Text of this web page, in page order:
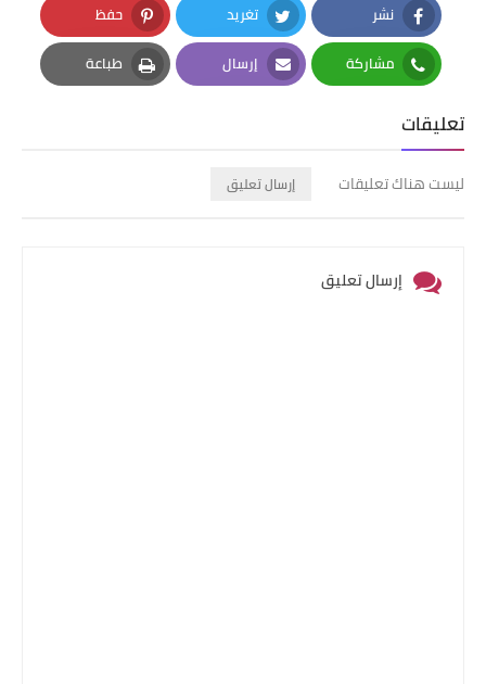
نشر
Facebook
تغريد
Twitter
حفظ
Pinterest
مشاركة
Whatsapp
إرسال
Email
طباعة
Print
تعليقات
ليست هناك تعليقات إرسال تعليق
إرسال تعليق